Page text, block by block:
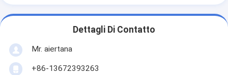
Dettagli Di Contatto
Mr. aiertana
+86-13672393263